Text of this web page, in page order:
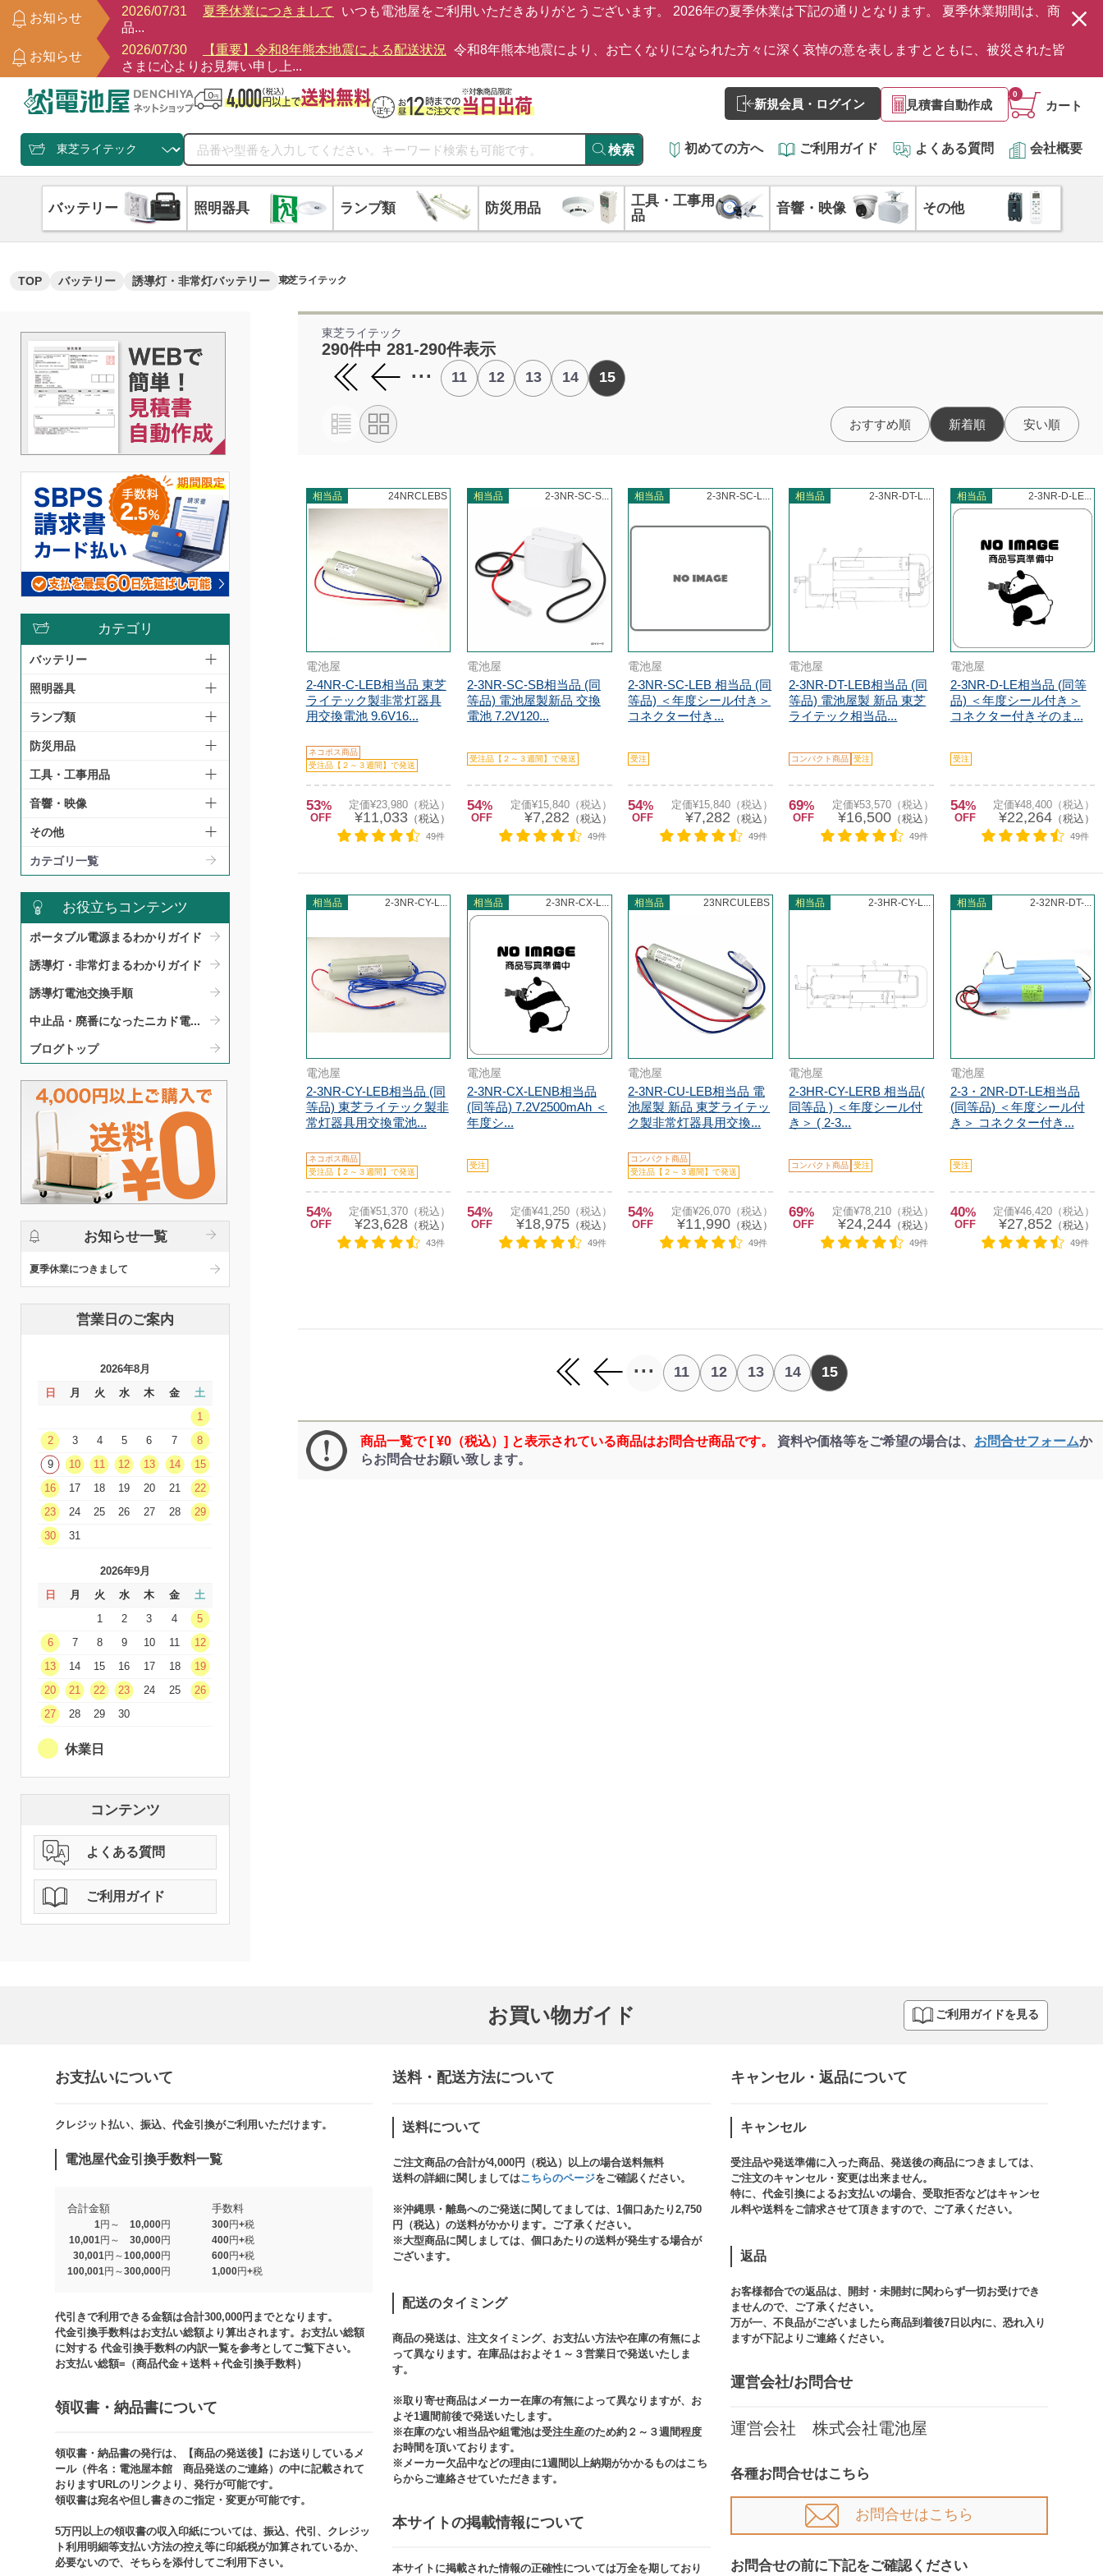
お知らせ
2026/07/31 夏季休業につきまして
いつも電池屋をご利用いただきありがとうございます。 2026年の夏季休業は下記の通りとなります。 夏季休業期間は、商
品...
お知らせ
2026/07/30 【重要】令和8年熊本地震による配送状況 令和8年熊本地震により、お亡くなりになられた方々に深く哀悼の意を表しますとともに、被災された皆
さまに心よりお見舞い申し上...
新規会員・ログイン 見積書自動作成 カート
0
検索 初めての方へ ご利用ガイド よくある質問 会社概要
バッテリー 照明器具 ランプ類 防災用品
工具・工事用
品
音響・映像 その他
TOP バッテリー 誘導灯・非常灯バッテリー 東芝ライテック
カテゴリ
バッテリー
照明器具
ランプ類
防災用品
工具・工事用品
音響・映像
その他
カテゴリ一覧
お役立ちコンテンツ
ポータブル電源まるわかりガイド​
誘導灯・非常灯まるわかりガイド​
誘導灯電池交換手順​
中止品・廃番になったニカド電...
ブログトップ
お知らせ一覧
夏季休業につきまして
営業日のご案内
2026年8月
日
月 火 水 木 金
土
1
2
3 4 5 6 7
8
9
10 11 12 13 14
15
16
17 18 19 20 21
22
23
24 25 26 27 28
29
30
31
2026年9月
日
月 火 水 木 金
土
1
2 3 4
5
6
7 8 9 10 11
12
13
14 15 16 17 18
19
20
21 22 23 24 25
26
27
28 29 30
休業日
コンテンツ
よくある質問
ご利用ガイド
東芝ライテック
290件中 281-290件表示
... 11 12 13 14 15
おすすめ順 新着順 安い順
相当品 24NRCLEBS
電池屋
2-4NR-C-LEB相当品 東芝
ライテック製非常灯器具
用交換電池 9.6V16...
ネコポス商品
受注品【２～３週間】で発送
53%
OFF
定価¥23,980（税込）
¥11,033 （税込）
49件
相当品 2-3NR-SC-S...
電池屋
2-3NR-SC-SB相当品 (同
等品) 電池屋製新品 交換
電池 7.2V120...
受注品【２～３週間】で発送
54%
OFF
定価¥15,840（税込）
¥7,282 （税込）
49件
相当品 2-3NR-SC-L...
電池屋
2-3NR-SC-LEB 相当品 (同
等品) ＜年度シール付き＞
コネクター付き...
受注
54%
OFF
定価¥15,840（税込）
¥7,282 （税込）
49件
相当品 2-3NR-DT-L...
電池屋
2-3NR-DT-LEB相当品 (同
等品) 電池屋製 新品 東芝
ライテック相当品...
コンパクト商品 受注
69%
OFF
定価¥53,570（税込）
¥16,500（税込）
49件
相当品 2-3NR-D-LE...
電池屋
2-3NR-D-LE相当品 (同等
品) ＜年度シール付き＞
コネクター付きそのま...
受注
54%
OFF
定価¥48,400（税込）
¥22,264 （税込）
49件
相当品 2-3NR-CY-L...
電池屋
2-3NR-CY-LEB相当品 (同
等品) 東芝ライテック製非
常灯器具用交換電池...
ネコポス商品
受注品【２～３週間】で発送
54%
OFF
定価¥51,370（税込）
¥23,628 （税込）
43件
相当品 2-3NR-CX-L...
電池屋
2-3NR-CX-LENB相当品
(同等品) 7.2V2500mAh ＜
年度シ...
受注
54%
OFF
定価¥41,250（税込）
¥18,975（税込）
49件
相当品 23NRCULEBS
電池屋
2-3NR-CU-LEB相当品 電
池屋製 新品 東芝ライテッ
ク製非常灯器具用交換...
コンパクト商品
受注品【２～３週間】で発送
54%
OFF
定価¥26,070（税込）
¥11,990（税込）
49件
相当品 2-3HR-CY-L...
電池屋
2-3HR-CY-LERB 相当品(
同等品 ) ＜年度シール付
き＞ ( 2-3...
コンパクト商品 受注
69%
OFF
定価¥78,210（税込）
¥24,244（税込）
49件
相当品 2-32NR-DT-...
電池屋
2-3・2NR-DT-LE相当品
(同等品) ＜年度シール付
き＞ コネクター付き...
受注
40%
OFF
定価¥46,420（税込）
¥27,852 （税込）
49件
... 11 12 13 14 15
商品一覧で [ ¥0（税込）] と表示されている商品はお問合せ商品です。 資料や価格等をご希望の場合は、 お問合せフォームか
らお問合せお願い致します。
お買い物ガイド ご利用ガイドを見る
お支払いについて
クレジット払い、振込、代金引換がご利用いただけます。​​
電池屋代金引換手数料一覧
合計金額 手数料
1円～ 10,000円
300円+税
10,001円～ 30,000円
400円+税
30,001円～100,000円
600円+税
100,001円～300,000円
1,000円+税​
代引きで利用できる金額は合計300,000円までとなります。
代金引換手数料はお支払い総額より算出されます。お支払い総額
に対する 代金引換手数料の内訳一覧を参考としてご覧下さい。​
お支払い総額=（商品代金＋送料＋代金引換手数料）​
領収書・納品書について​
領収書・納品書の発行は、【商品の発送後】にお送りしているメ
ール（件名：電池屋本館 商品発送のご連絡）の中に記載されて
おりますURLのリンクより、発行が可能です。
領収書は宛名や但し書きのご指定・変更が可能です。​​
5万円以上の領収書の収入印紙については、振込、代引、クレジッ
ト利用明細等支払い方法の控え等に印紙税が加算されているか、
必要ないので、そちらを添付してご利用下さい。
送料・配送方法について​
送料について
ご注文商品の合計が4,000円（税込）以上の場合送料無料
送料の詳細に関しましてはこちらのページをご確認ください。​
※沖縄県・離島へのご発送に関してましては、1個口あたり2,750
円（税込）の送料がかかります。ご了承ください。
※大型商品に関しましては、個口あたりの送料が発生する場合が
ございます。​
配送のタイミング
商品の発送は、注文タイミング、お支払い方法や在庫の有無によ
って異なります。在庫品はおよそ１～３営業日で発送いたしま
す。​
※取り寄せ商品はメーカー在庫の有無によって異なりますが、お
よそ1週間前後で発送いたします。
※在庫のない相当品や組電池は受注生産のため約２～３週間程度
お時間を頂いております。​
※メーカー欠品中などの理由に1週間以上納期がかかるものはこち
らからご連絡させていただきます。
本サイトの掲載情報について​
本サイトに掲載された情報の正確性については万全を期しており
キャンセル・返品について​
キャンセル
受注品や発送準備に入った商品、発送後の商品につきましては、
ご注文のキャンセル・変更は出来ません。​
特に、代金引換によるお支払いの場合、受取拒否などはキャンセ
ル料や送料をご請求させて頂きますので、ご了承ください。​
返品
お客様都合での返品は、開封・未開封に関わらず一切お受けでき
ませんので、ご了承ください。​​
万が一、不良品がございましたら商品到着後7日以内に、恐れ入り
ますが下記よりご連絡ください。
運営会社/お問合せ​
運営会社 株式会社電池屋
各種お問合せはこちら
お問合せはこちら
お問合せの前に下記をご確認ください​